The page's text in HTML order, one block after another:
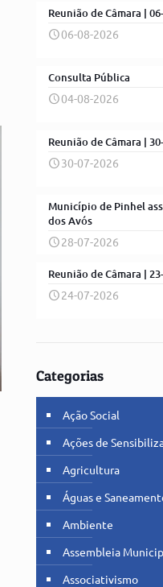
Reunião de Câmara |
06-08-2026
Consulta Pública
04-08-2026
Reunião de Câmara |
30-07-2026
Município de Pinhel
dos Avós
28-07-2026
Reunião de Câmara |
24-07-2026
Categorias
Ação Social
Ações de
Agricultura
Águas e
Ambiente
Assembleia
Associativismo